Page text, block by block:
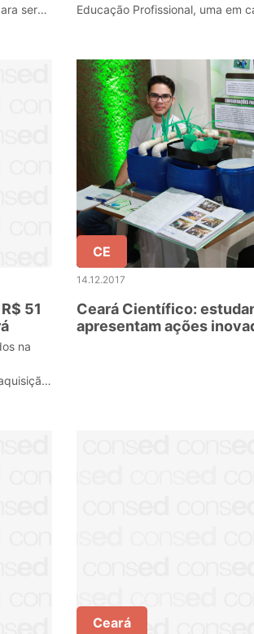
ser
Educação Profissional, uma em
51
na
CE
14.12.2017
Ceará Científico:
apresentam ações
Ceará